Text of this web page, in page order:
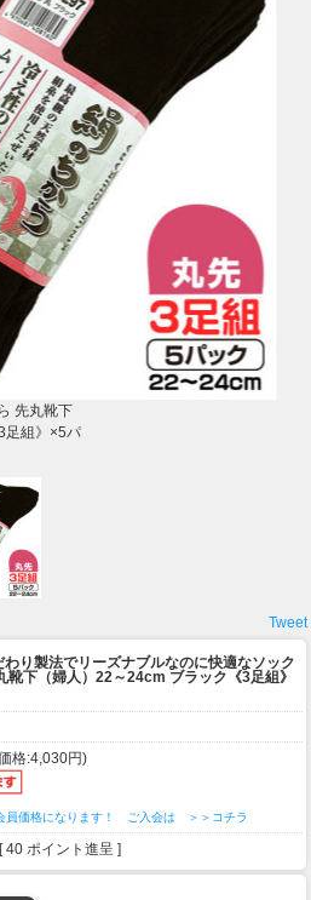
先丸靴下
足組》×5パ
Tweet
わり製法でリーズナブルなのに快適なソック
靴下（婦人）22～24cm ブラック《3足組》
格:4,030円)
員価格になります！ ご入会は ＞＞コチラ
ポイント進呈 ]